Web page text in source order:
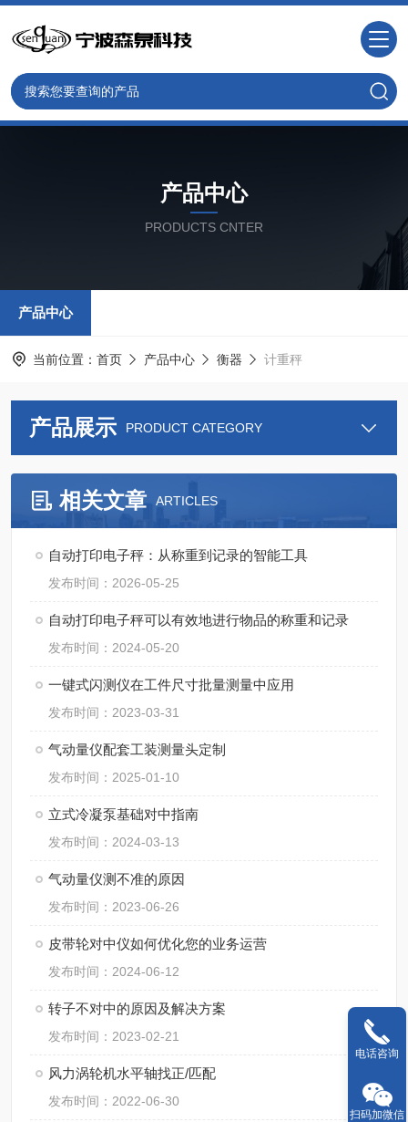
产品中心
PRODUCTS CNTER
产品中心
当前位置： 首页 产品中心 衡器 计重秤
产品展示 PRODUCT CATEGORY
相关文章 ARTICLES
自动打印电子秤：从称重到记录的智能工具
发布时间：2026-05-25
自动打印电子秤可以有效地进行物品的称重和记录
发布时间：2024-05-20
一键式闪测仪在工件尺寸批量测量中应用
发布时间：2023-03-31
气动量仪配套工装测量头定制
发布时间：2025-01-10
立式冷凝泵基础对中指南
发布时间：2024-03-13
气动量仪测不准的原因
发布时间：2023-06-26
皮带轮对中仪如何优化您的业务运营
发布时间：2024-06-12
转子不对中的原因及解决方案
发布时间：2023-02-21
风力涡轮机水平轴找正/匹配
发布时间：2022-06-30
电话咨询
扫码加微信